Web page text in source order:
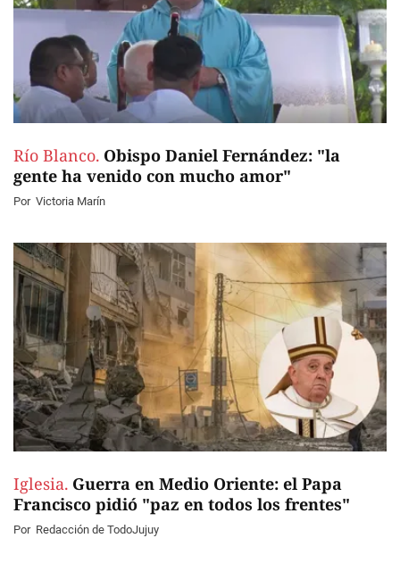
Río Blanco. Obispo Daniel Fernández: "la
gente ha venido con mucho amor"
Por Victoria Marín
Iglesia. Guerra en Medio Oriente: el Papa
Francisco pidió "paz en todos los frentes"
Por Redacción de TodoJujuy